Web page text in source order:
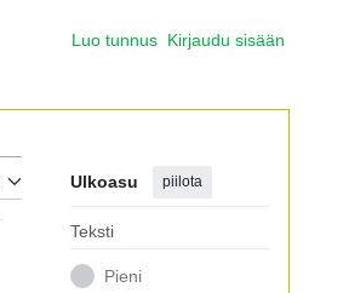
Luo tunnus Kirjaudu sisään
Ulkoasu piilota
Teksti
Pieni